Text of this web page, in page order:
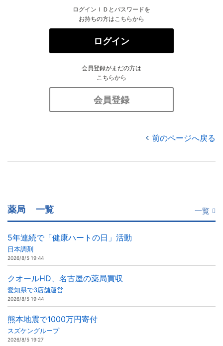
ログインＩＤとパスワードを
お持ちの方はこちらから
ログイン
会員登録がまだの方は
こちらから
会員登録
前のページへ戻る
薬局 一覧 一覧
5年連続で「健康ハートの日」活動
日本調剤
2026/8/5 19:44
クオールHD、名古屋の薬局買収
愛知県で3店舗運営
2026/8/5 19:44
熊本地震で1000万円寄付
スズケングループ
2026/8/5 19:27